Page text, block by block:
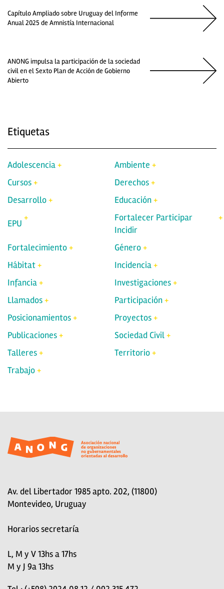
Capítulo Ampliado sobre Uruguay del Informe
Anual 2025 de Amnistía Internacional
ANONG impulsa la participación de la sociedad
civil en el Sexto Plan de Acción de Gobierno
Abierto
Etiquetas
Adolescencia
Ambiente
Cursos
Derechos
Desarrollo
Educación
EPU
Fortalecer Participar
Incidir
Fortalecimiento
Género
Hábitat
Incidencia
Infancia
Investigaciones
Llamados
Participación
Posicionamientos
Proyectos
Publicaciones
Sociedad Civil
Talleres
Territorio
Trabajo
Av. del Libertador 1985 apto. 202, (11800)
Montevideo, Uruguay
Horarios secretaría
L, M y V 13hs a 17hs
M y J 9a 13hs